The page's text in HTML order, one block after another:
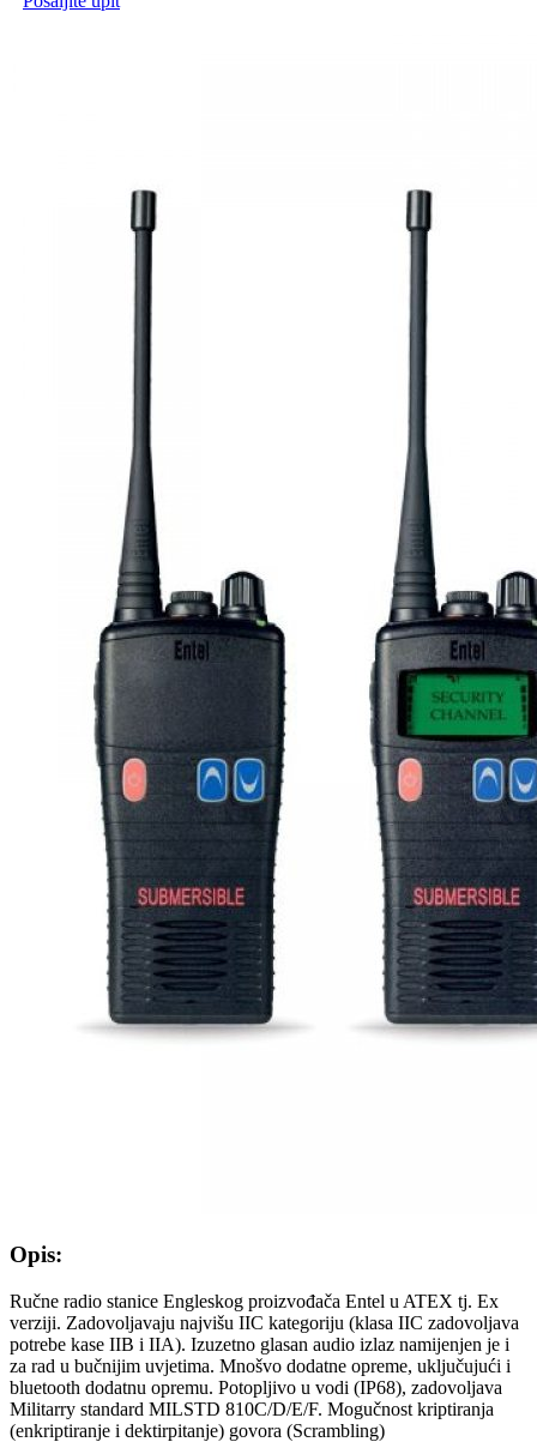
Opis:
Ručne radio stanice Engleskog proizvođača Entel u ATEX tj. Ex
verziji. Zadovoljavaju najvišu IIC kategoriju (klasa IIC zadovoljava
potrebe kase IIB i IIA). Izuzetno glasan audio izlaz namijenjen je i
za rad u bučnijim uvjetima. Mnošvo dodatne opreme, uključujući i
bluetooth dodatnu opremu. Potopljivo u vodi (IP68), zadovoljava
Militarry standard MILSTD 810C/D/E/F. Mogučnost kriptiranja
(enkriptiranje i dektirpitanje) govora (Scrambling)